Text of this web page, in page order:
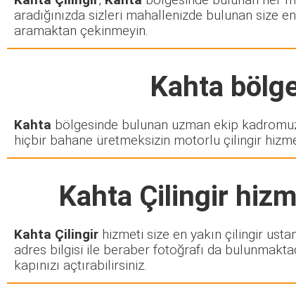
aradığınızda sizleri mahallenizde bulunan size
aramaktan çekinmeyin.
Kahta
Kahta bölgesinde bulunan uzman ekip
hiçbir bahane üretmeksizin motorlu çilingir
Kahta Çilingir
Kahta Çilingir hizmeti size en yakın çilingir
adres bilgisi ile beraber fotoğrafı da
kapınızı açtırabilirsiniz.